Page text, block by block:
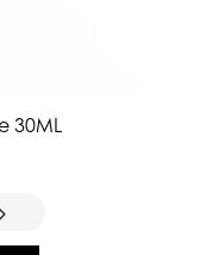
30ML